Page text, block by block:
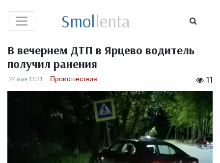
Smollenta
В вечернем ДТП в Ярцево водитель
получил ранения
11
27 мая 13:21 Происшествия